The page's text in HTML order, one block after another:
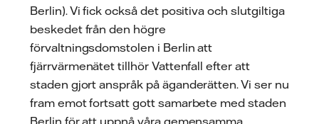
Berlin). Vi fick också det positiva och slutgiltiga
beskedet från den högre
förvaltningsdomstolen i Berlin att
fjärrvärmenätet tillhör Vattenfall efter att
staden gjort anspråk på äganderätten. Vi ser nu
fram emot fortsatt gott samarbete med staden
Berlin för att uppnå våra gemensamma